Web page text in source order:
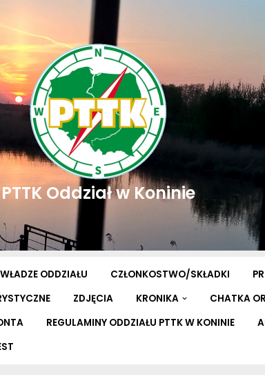
PTTK Oddział w Koninie
WŁADZE ODDZIAŁU CZŁONKOSTWO/SKŁADKI
ZDJĘCIA KRONIKA
CHATKA
REGULAMINY ODDZIAŁU PTTK W KONINIE